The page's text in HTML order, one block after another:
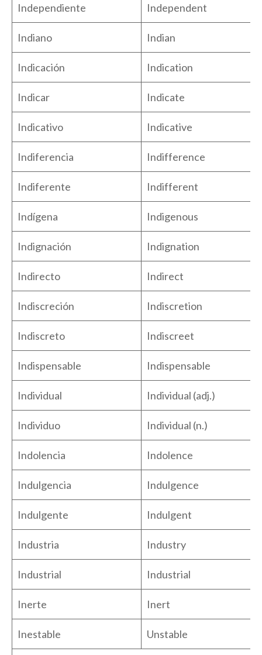
Independiente Independent
Indiano Indian
Indicación Indication
Indicar Indicate
Indicativo Indicative
Indiferencia Indifference
Indiferente Indifferent
Indígena Indigenous
Indignación Indignation
Indirecto Indirect
Indiscreción Indiscretion
Indiscreto Indiscreet
Indispensable Indispensable
Individual Individual (adj.)
Individuo Individual (n.)
Indolencia Indolence
Indulgencia Indulgence
Indulgente Indulgent
Industria Industry
Industrial Industrial
Inerte Inert
Inestable Unstable